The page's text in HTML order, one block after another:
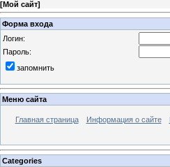
[Мой сайт]
Форма входа
Логин:
Пароль:
запомнить
Меню сайта
Главная страница Информация о сайте
Categories